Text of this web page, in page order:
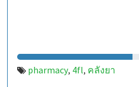
pharmacy, 4fl, คลังยา